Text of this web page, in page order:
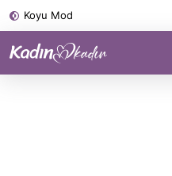
Koyu Mod